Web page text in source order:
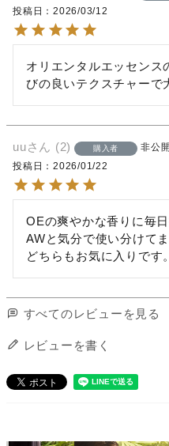
投稿日
2026/03/12
オリエンタルエッセンス
びの良いテクスチャーで
uu 2 購入者
非公開
投稿日
2026/01/22
OEの爽やかな香りに毎日
AWと気分で使い分けてま
すべてのレビューを見る
レビューを書く